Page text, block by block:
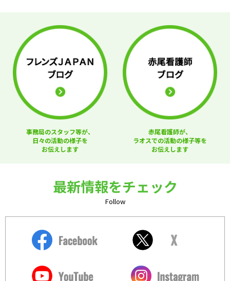
事務局のスタッフ等が、
日々の活動の様子を
お伝えします
赤尾看護師が、
ラオスでの活動の様子等を
お伝えします
最新情報をチェック
Follow